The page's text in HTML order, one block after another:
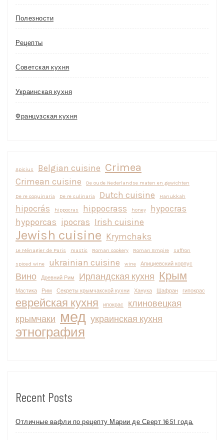
Полезности
Рецепты
Советская кухня
Украинская кухня
Французская кухня
Apicius Belgian cuisine Crimea
Crimean cuisine De oude Nederlandse maten en gewichten
De re coquinaria De re culinaria Dutch cuisine Hanukkah
hipocrás hippocras hippocrass honey
hypocras
hypporcas ipocras Irish cuisine
Jewish cuisine Krymchaks
Le Ménagier de Paris mastic Roman cookery Roman Empire saffron
spiced wine ukrainian cuisine wine Апициевский корпус
Вино Древний Рим Ирландская кухня Крым
Мастика Рим Секреты крымчакской кухни Ханука Шафран гипокрас
еврейская кухня ипокрас
клиновецкая
крымчаки мед украинская кухня
этнография
Recent Posts
Отличные вафли по рецепту Марии де Сверт 1651 года.